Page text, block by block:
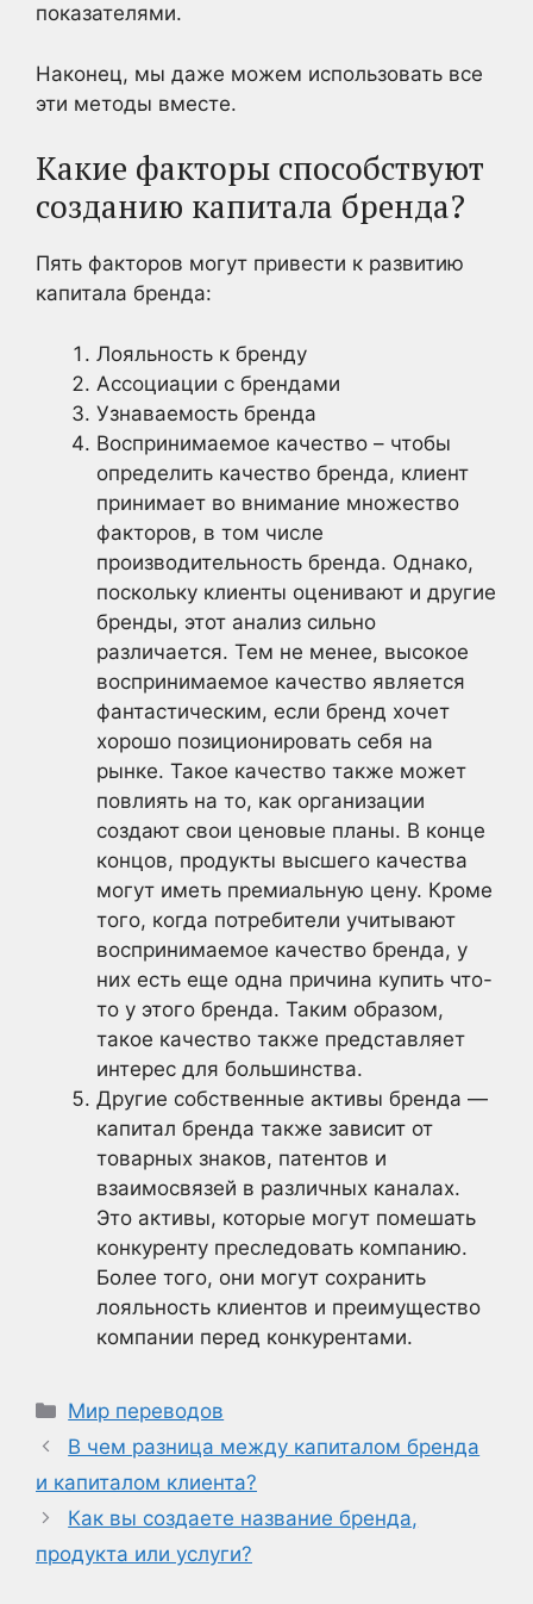
показателями.
Наконец, мы даже можем использовать все
эти методы вместе.
Какие факторы способствуют
созданию капитала бренда?
Пять факторов могут привести к развитию
капитала бренда:
Лояльность к бренду
Ассоциации с брендами
Узнаваемость бренда
Воспринимаемое качество – чтобы
определить качество бренда, клиент
принимает во внимание множество
факторов, в том числе
производительность бренда. Однако,
поскольку клиенты оценивают и другие
бренды, этот анализ сильно
различается. Тем не менее, высокое
воспринимаемое качество является
фантастическим, если бренд хочет
хорошо позиционировать себя на
рынке. Такое качество также может
повлиять на то, как организации
создают свои ценовые планы. В конце
концов, продукты высшего качества
могут иметь премиальную цену. Кроме
того, когда потребители учитывают
воспринимаемое качество бренда, у
них есть еще одна причина купить что-
то у этого бренда. Таким образом,
такое качество также представляет
интерес для большинства.
Другие собственные активы бренда —
капитал бренда также зависит от
товарных знаков, патентов и
взаимосвязей в различных каналах.
Это активы, которые могут помешать
конкуренту преследовать компанию.
Более того, они могут сохранить
лояльность клиентов и преимущество
компании перед конкурентами.
Рубрики
Мир переводов
В чем разница между капиталом бренда
и капиталом клиента?
Как вы создаете название бренда,
продукта или услуги?